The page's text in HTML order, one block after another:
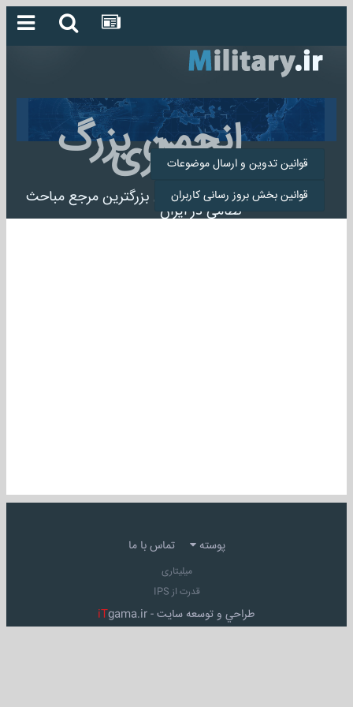
انجمن بزرگ
میلیتاری
انجمن میلیتاری بزرگترین مرجع مباحث
نظامی در ایران
قوانین تدوین و ارسال موضوعات
قوانین بخش بروز رسانی کاربران
پوسته تماس با ما
میلیتاری
قدرت از IPS
طراحي و توسعه سايت - iTgama.ir